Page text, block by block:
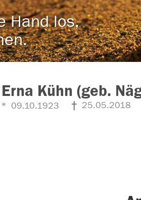
Hand los,
Erna Kühn (geb.
09.10.1923 25.05.2018